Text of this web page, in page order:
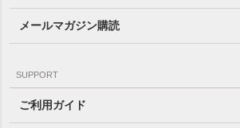
メールマガジン購読
SUPPORT
ご利用ガイド